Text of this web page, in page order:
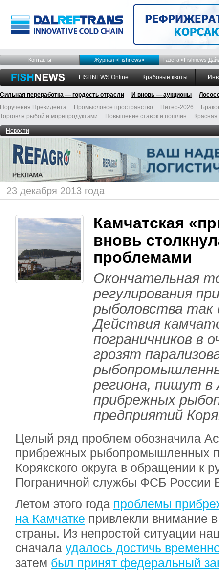
Контакты Журнал «Fishnews» Газета «Fishnews
FISHNEWS Online Крабовые квоты
Сильная переработка — гордость отрасли И вновь — аукционы
Поручения Президента
Промысловое пространство Питер-2026
Торговля рыбой и морепродуктами
Повышение ставок и пошлин
Новости
23 декабря 2013 года
Камчатская
вновь
проблемами
Окончательная
регулирования
рыболовства так
Действия
пограничников в
грозят
региона, пишут в
прибрежных
предприятий
Целый ряд проблем обозначила
прибрежных рыбопромышленных
Корякского округа в обращении к
Пограничной службы ФСБ России
Летом этого года проблемы
на Камчатке привлекли внимание
страны. Из непростой ситуации
сначала удалось достичь
затем был принят федеральный